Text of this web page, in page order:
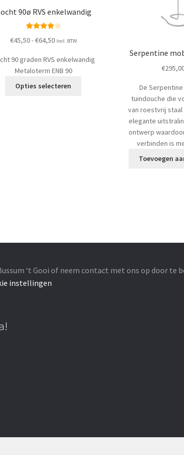
90ø RVS enkelwandig
4.00 uit 5
€45,50-€64,50Prijsklasse:
tot
€64,50
Incl. BTW
90 graden RVS enkelwandig
Metaloterm ENB 90
Opties selecteren
Serpentine
€
De
tuindouche die
van roestvrij staal
elegante
ontwerp
verbinden is
Toevoegen
‘t Gooi of neem contact met ons op door te
instellingen